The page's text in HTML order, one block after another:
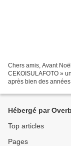
Chers amis, Avant
CEKOISULAFOTO »
après bien des
Hébergé par
Top articles
Pages